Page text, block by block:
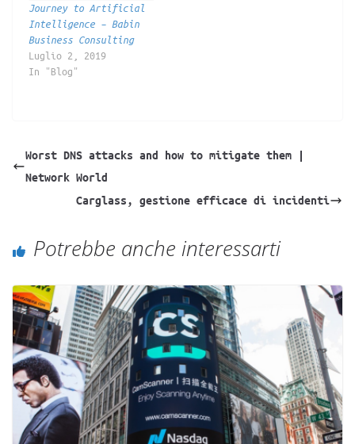
Journey to Artificial
Intelligence – Babin
Business Consulting
Luglio 2, 2019
In "Blog"
Worst DNS attacks and how to mitigate them |
Network World
Carglass, gestione efficace di incidenti
Potrebbe anche interessarti